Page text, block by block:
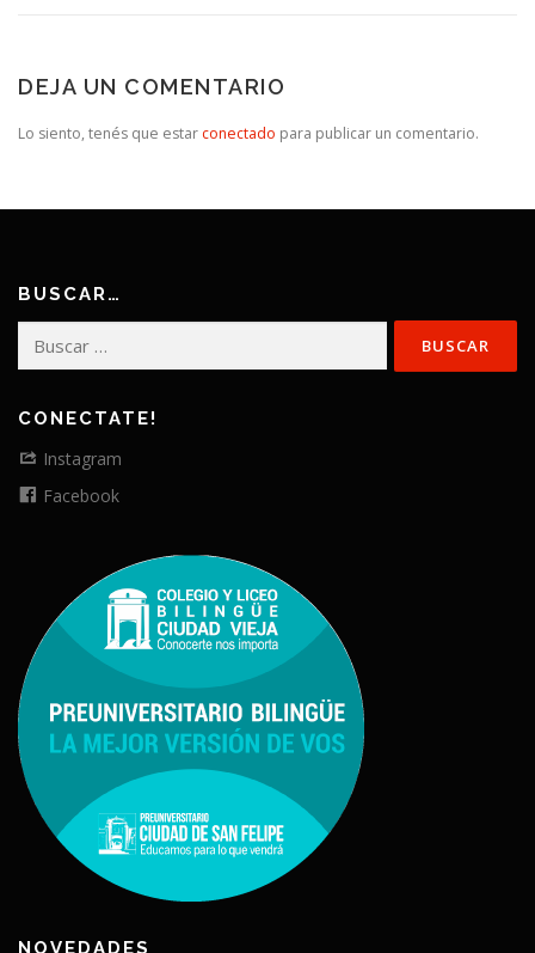
DEJA UN COMENTARIO
Lo siento, tenés que estar conectado para publicar un comentario.
BUSCAR…
CONECTATE!
Instagram
Facebook
NOVEDADES